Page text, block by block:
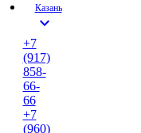
Казань
expand_more
+7
(917)
858-
66-
66
+7
(960)